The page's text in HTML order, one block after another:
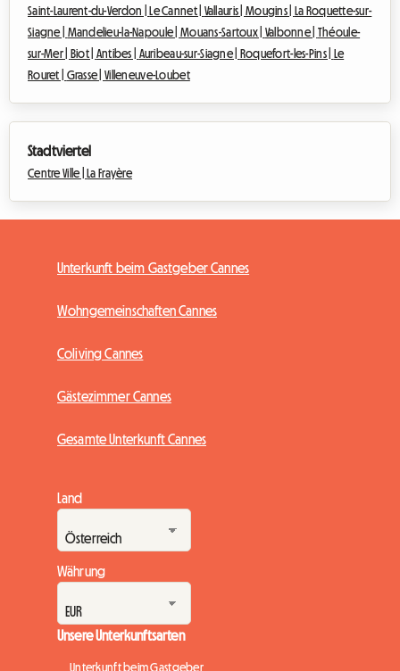
Saint-Laurent-du-Verdon | Le Cannet | Vallauris |Mougins |
La Roquette-sur-
Siagne | Mandelieu-la-Napoule | Mouans-Sartoux | Valbonne | Théoule-
sur-Mer |
Biot | Antibes | Auribeau-sur-Siagne | Roquefort-les-Pins |
Le
Rouret | Grasse |Villeneuve-Loubet
Stadtviertel
Centre Ville | La Frayère
Unterkunft beim Gastgeber Cannes
Wohngemeinschaften Cannes
Coliving Cannes
Gästezimmer Cannes
Gesamte Unterkunft Cannes
Land
Währung
Unsere Unterkunftsarten
Unterkunft beim Gastgeber